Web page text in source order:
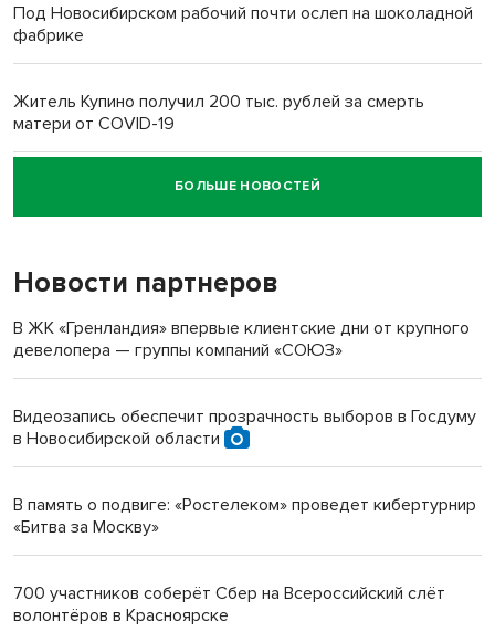
Под Новосибирском рабочий почти ослеп на шоколадной
фабрике
Житель Купино получил 200 тыс. рублей за смерть
матери от COVID-19
Новосибирский суд наказал водителя за смерть
пенсионерки на вокзале
«Мы живём на пастбище!»: в новосибирском селе лошади
терроризируют жителей
Инвалид получил условный срок за избиение врачей
Новосибирский преподаватель с женой вошли в топ-16
Обновлённое отделение ВТБ открылось в Искитиме
БОЛЬШЕ НОВОСТЕЙ
Новости партнеров
В ЖК «Гренландия» впервые клиентские дни от крупного
девелопера — группы компаний «СОЮЗ»
Видеозапись обеспечит прозрачность выборов в Госдуму
в Новосибирской области
В память о подвиге: «Ростелеком» проведет кибертурнир
«Битва за Москву»
700 участников соберёт Сбер на Всероссийский слёт
волонтёров в Красноярске